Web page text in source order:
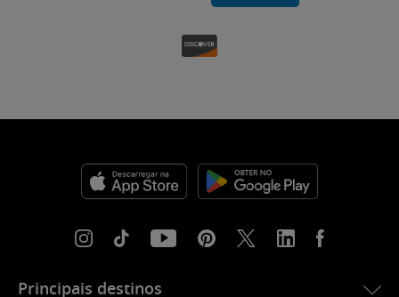
Principais destinos